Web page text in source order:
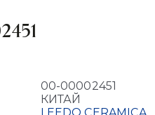
00-00002451
КИТАЙ